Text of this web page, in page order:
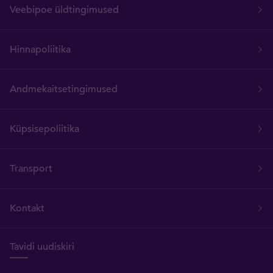
Veebipoe üldtingimused
Hinnapoliitika
Andmekaitsetingimused
Küpsisepoliitika
Transport
Kontakt
Tavidi uudiskiri